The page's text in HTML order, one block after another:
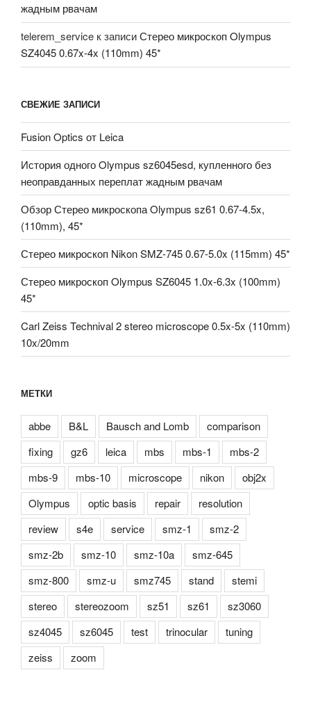
жадным рвачам
telerem_service к записиСтерео микроскоп Olympus
SZ4045 0.67x-4x (110mm) 45*
СВЕЖИЕ ЗАПИСИ
Fusion Optics от Leica
История одного Olympus sz6045esd, купленного без
неоправданных переплат жадным рвачам
Обзор Стерео микроскопа Olympus sz61 0.67-4.5x,
(110mm), 45*
Стерео микроскоп Nikon SMZ-745 0.67-5.0x (115mm) 45*
Стерео микроскоп Olympus SZ6045 1.0x-6.3x (100mm)
45*
Carl Zeiss Technival 2 stereo microscope 0.5x-5x (110mm)
10x/20mm
МЕТКИ
abbe B&L Bausch and Lomb
comparison
fixing
gz6 leica mbs mbs-1
mbs-2
mbs-9
mbs-10 microscope nikon
obj2x
Olympus
optic basis repair
resolution
review
s4e service smz-1
smz-2
smz-2b
smz-10 smz-10a
smz-645
smz-800
smz-u smz745 stand
stemi
stereo
stereozoom sz51 sz61
sz3060
sz4045
sz6045 test trinocular
tuning
zeiss
zoom